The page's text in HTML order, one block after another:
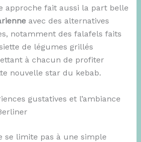
approche fait aussi la part belle
avec des alternatives
notamment des falafels faits
de légumes grillés
à chacun de profiter
nouvelle star du kebab.
gustatives et l’ambiance
se limite pas à une simple